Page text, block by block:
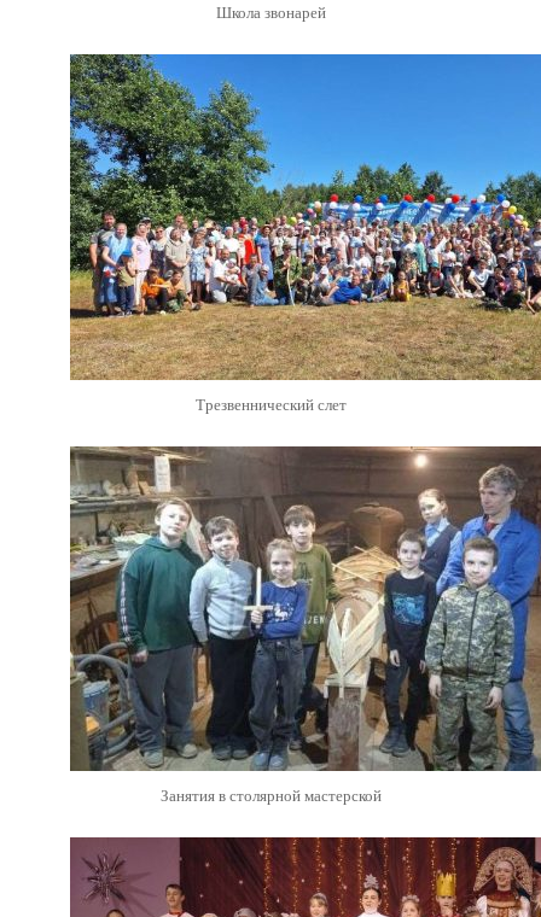
Школа звонарей
Трезвеннический слет
Занятия в столярной мастерской